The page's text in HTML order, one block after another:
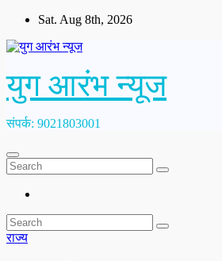
Skip
content
Sat. Aug 8th, 2026
युग आरंभ न्यूज
संपर्क: 9021803001
राज्य